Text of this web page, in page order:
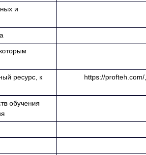
и
ресурс, к
https://
обучения